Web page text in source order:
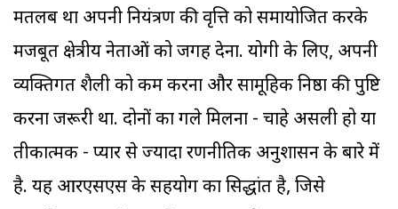
मतलब था अपनी नियंत्रण की प्रवृत्ति को समायोजित करके
मजबूत क्षेत्रीय नेताओं को जगह देना. योगी के लिए, अपनी
व्यक्तिगत शैली को कम करना और सामूहिक निष्ठा की पुष्टि
करना जरूरी था. दोनों का गले मिलना - चाहे असली हो या
प्रतीकात्मक - प्यार से ज्यादा रणनीतिक अनुशासन के बारे में
है. यह आरएसएस के सहयोग का सिद्धांत है, जिसे